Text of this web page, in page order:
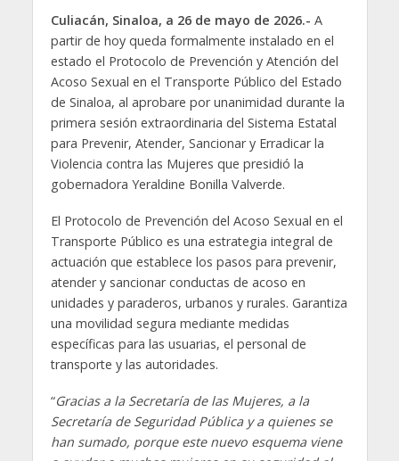
Culiacán, Sinaloa, a 26 de mayo de 2026.- A
partir de hoy queda formalmente instalado en el
estado el Protocolo de Prevención y Atención del
Acoso Sexual en el Transporte Público del Estado
de Sinaloa, al aprobare por unanimidad durante la
primera sesión extraordinaria del Sistema Estatal
para Prevenir, Atender, Sancionar y Erradicar la
Violencia contra las Mujeres que presidió la
gobernadora Yeraldine Bonilla Valverde.
El Protocolo de Prevención del Acoso Sexual en el
Transporte Público es una estrategia integral de
actuación que establece los pasos para prevenir,
atender y sancionar conductas de acoso en
unidades y paraderos, urbanos y rurales. Garantiza
una movilidad segura mediante medidas
específicas para las usuarias, el personal de
transporte y las autoridades.
“Gracias a la Secretaría de las Mujeres, a la
Secretaría de Seguridad Pública y a quienes se
han sumado, porque este nuevo esquema viene